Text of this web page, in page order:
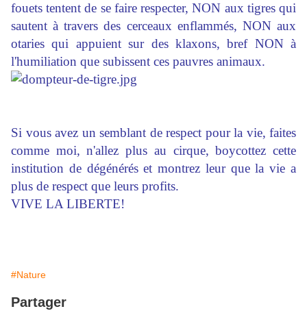
fouets tentent de se faire respecter, NON aux tigres qui
sautent à travers des cerceaux enflammés, NON aux
otaries qui appuient sur des klaxons, bref NON à
l'humiliation que subissent ces pauvres animaux.
Si vous avez un semblant de respect pour la vie, faites
comme moi, n'allez plus au cirque, boycottez cette
institution de dégénérés et montrez leur que la vie a
plus de respect que leurs profits.
VIVE LA LIBERTE!
#Nature
Partager